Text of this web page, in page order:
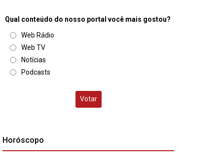
Qual conteúdo do nosso portal você mais gostou?
Web Rádio
Web TV
Notícias
Podcasts
Votar
Horóscopo